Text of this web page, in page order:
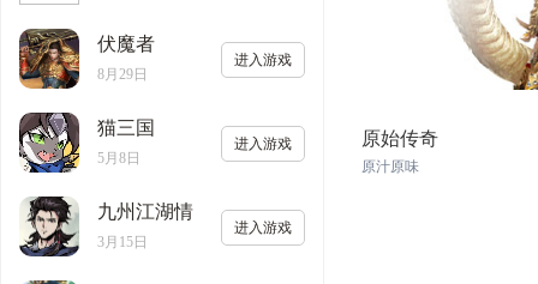
伏魔者
8月29日
进入游戏
猫三国
5月8日
进入游戏
九州江湖情
3月15日
进入游戏
原始传奇
原汁原味